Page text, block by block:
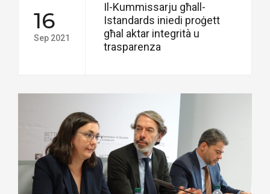
16
Sep 2021
Il-Kummissarju għall-
Istandards iniedi proġett
għal aktar integrità u
trasparenza